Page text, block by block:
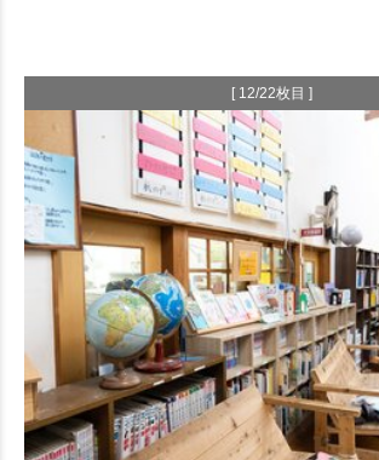
[ 12/22枚目 ]